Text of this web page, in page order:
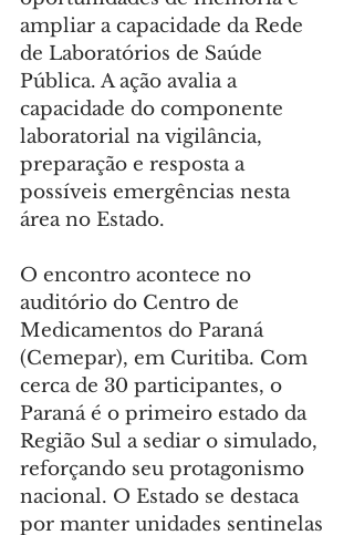
ampliar a capacidade da Rede
de Laboratórios de Saúde
Pública. A ação avalia a
capacidade do componente
laboratorial na vigilância,
preparação e resposta a
possíveis emergências nesta
área no Estado.
O encontro acontece no
auditório do Centro de
Medicamentos do Paraná
(Cemepar), em Curitiba. Com
cerca de 30 participantes, o
Paraná é o primeiro estado da
Região Sul a sediar o simulado,
reforçando seu protagonismo
nacional. O Estado se destaca
por manter unidades sentinelas